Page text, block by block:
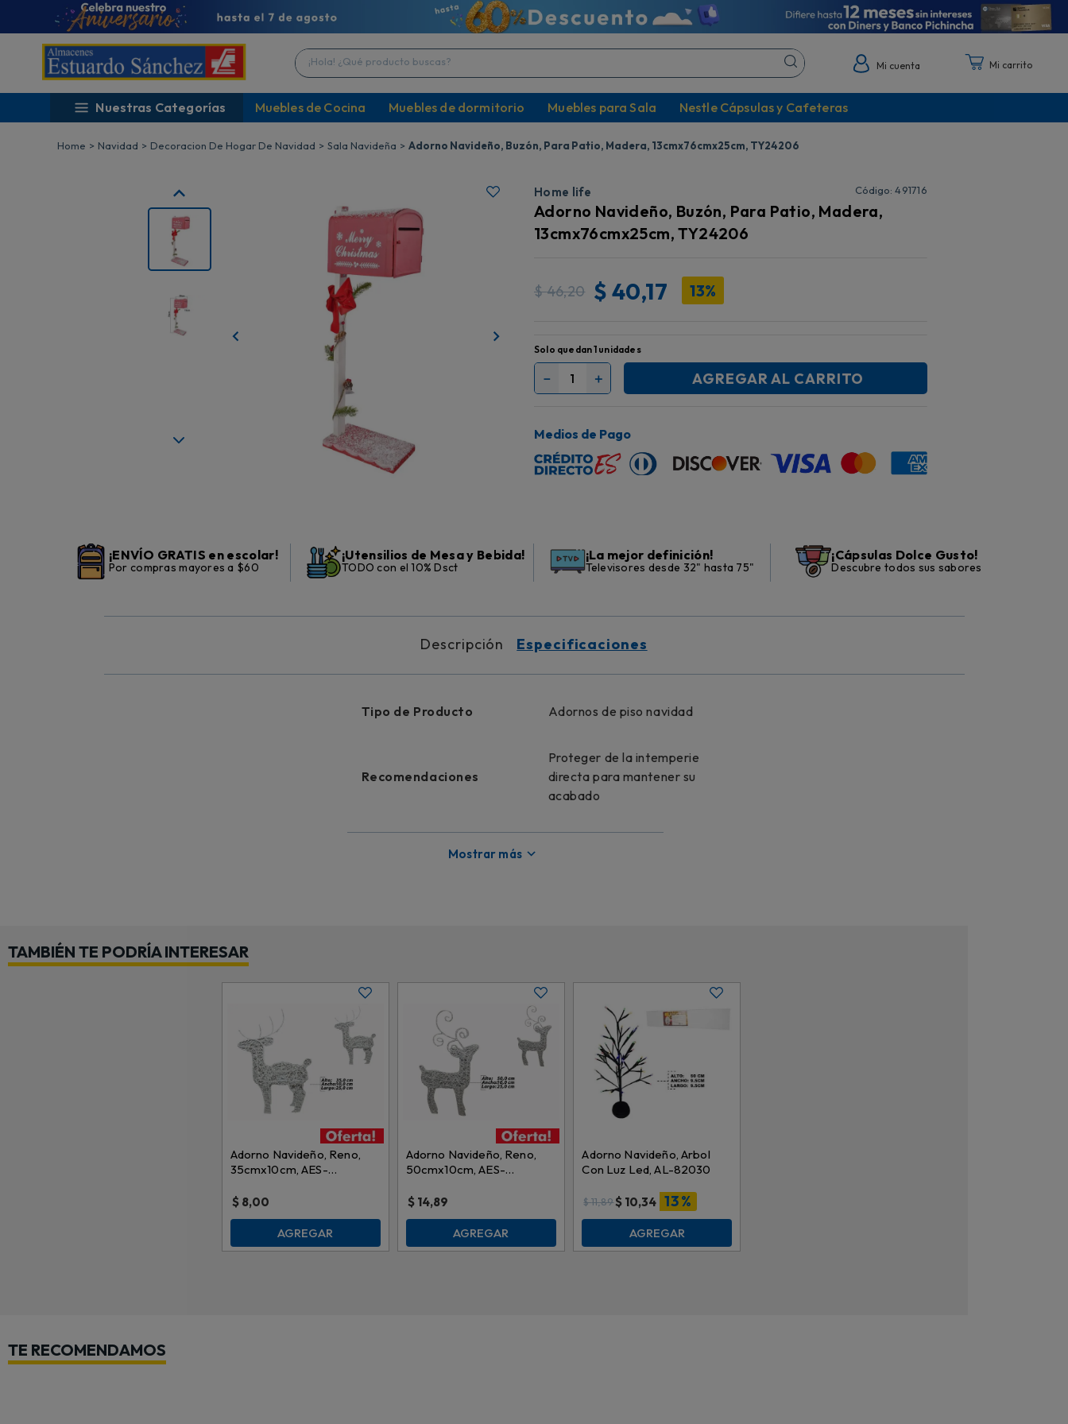
¡Hola! ¿Qué producto buscas?
Mi cuenta
Nuestras Categorías Muebles de Cocina Muebles de dormitorio Muebles para Sala Nestle Cápsulas y Cafeteras
Navidad Decoracion De Hogar De Navidad Sala Navideña Adorno Navideño, Buzón, Para Patio, Madera, 13cmx76cmx25cm, TY24206
Home life : 491716
Adorno Navideño, Buzón, Para Patio, Madera,
13cmx76cmx25cm, TY24206
$46,20 $ 40,17 13%
Solo quedan1 unidades
＋
－ AGREGAR AL CARRITO
Medios de Pago
¡ENVÍO GRATIS en escolar!
Por compras mayores a $60
¡Utensilios de Mesa y Bebida!
TODO con el 10% Dsct
¡La mejor definición!
Televisores desde 32" hasta 75"
¡Cápsulas Dolce Gusto!
Descubre todos sus sabores
Descripción Especificaciones
Tipo de Producto Adornos de piso navidad
Recomendaciones
Proteger de la intemperie
directa para mantener su
acabado
Buzón navideño tradicional
Licencia Genérico
Rojo decorativo con
detalles festivos
Dimensiones 3 cm x 76 cm x 25 cm
Mostrar más
TAMBIÉN TE PODRÍA INTERESAR
Adorno Navideño, Reno,
35cmx10cm, AES-
$ 8,00
AGREGAR
Adorno Navideño, Reno,
50cmx10cm, AES-
$ 14,89
AGREGAR
Adorno Navideño, Arbol
Con Luz Led, AL-82030
$11,89$ 10,34 13 %
AGREGAR
TE RECOMENDAMOS